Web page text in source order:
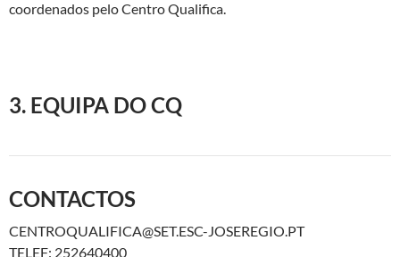
coordenados pelo Centro Qualifica.
3. EQUIPA DO CQ
CONTACTOS
CENTROQUALIFICA@SET.ESC-JOSEREGIO.PT
TELEF: 252640400